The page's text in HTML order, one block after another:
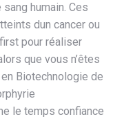
humain. Ces
dun cancer ou
pour réaliser
que vous n’êtes
Biotechnologie de
le temps confiance